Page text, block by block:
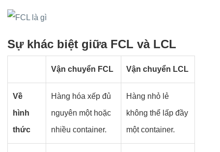
Sự khác biệt giữa FCL và LCL
Vận chuyển FCL Vận chuyển LCL
Về
hình
thức
Hàng hóa xếp đủ
nguyên một hoặc
nhiều container.
Hàng nhỏ lẻ
không thể lấp đầy
một container.